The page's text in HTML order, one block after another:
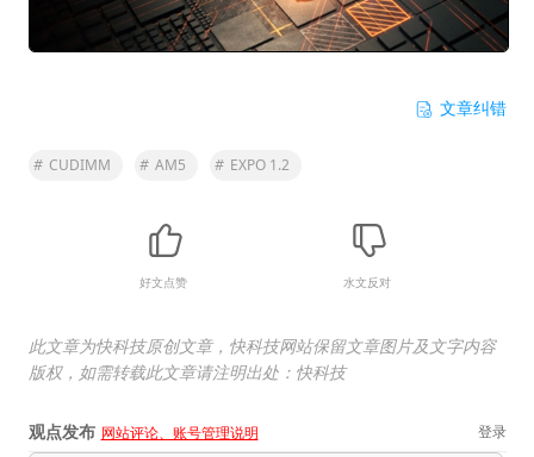
文章纠错
# CUDIMM # AM5 # EXPO 1.2
好文点赞 水文反对
此文章为快科技原创文章，快科技网站保留文章图片及文字内容
版权，如需转载此文章请注明出处：快科技
观点发布 网站评论、账号管理说明 登录